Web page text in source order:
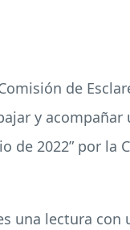
de
y acompañar
2022” por la
una lectura con